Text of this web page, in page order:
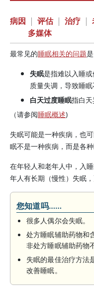
病因 | 评估 | 治疗 |
多媒体
最常见的睡眠相关的问题
失眠是指难以入睡
质量失调，导致睡眠
白天过度睡眠指白天
（请参阅睡眠概述)
失眠可能是一种疾病，也
眠不是一种疾病，而是各
在年轻人和老年人中，入
年人有长期（慢性）失眠
您知道吗……
很多人偶尔会失眠。
处方睡眠辅助药物和
非处方睡眠辅助药物
失眠的最佳治疗方法
改善睡眠。